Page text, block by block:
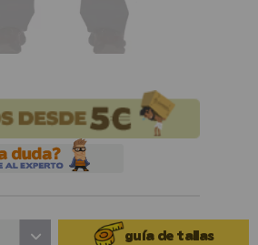
guía de tallas